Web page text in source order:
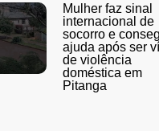
Mulher faz sinal
internacional de
socorro e
ajuda após ser
de violência
doméstica em
Pitanga